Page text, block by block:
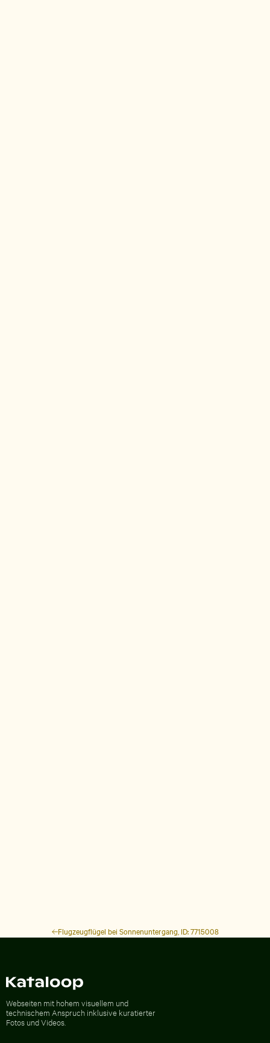
Flugzeugflügel bei Sonnenuntergang, ID: 7715008
Webseiten mit hohem visuellem und
technischem Anspruch inklusive kuratierter
Fotos und Videos.